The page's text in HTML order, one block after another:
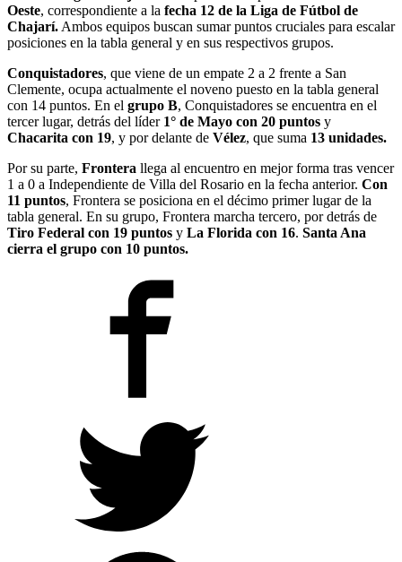
Oeste, correspondiente a la fecha 12 de la Liga de Fútbol de
Chajarí. Ambos equipos buscan sumar puntos cruciales para escalar
posiciones en la tabla general y en sus respectivos grupos.
Conquistadores, que viene de un empate 2 a 2 frente a San
Clemente, ocupa actualmente el noveno puesto en la tabla general
con 14 puntos. En el grupo B, Conquistadores se encuentra en el
tercer lugar, detrás del líder 1° de Mayo con 20 puntos y
Chacarita con 19, y por delante de Vélez, que suma 13 unidades.
Por su parte, Frontera llega al encuentro en mejor forma tras vencer
1 a 0 a Independiente de Villa del Rosario en la fecha anterior. Con
11 puntos, Frontera se posiciona en el décimo primer lugar de la
tabla general. En su grupo, Frontera marcha tercero, por detrás de
Tiro Federal con 19 puntos y La Florida con 16. Santa Ana
cierra el grupo con 10 puntos.